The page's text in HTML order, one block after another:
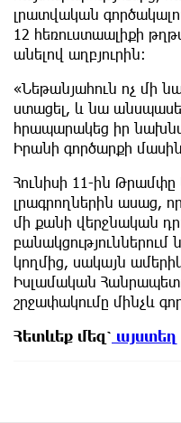
լրատվական
12 հեռուստաալիքի
անելով աղբյուրին։
«Նեթանյահուն ոչ մի
ստացել, և նա
հրապարակեց իր
Իրանի գործարքի
Հունիսի 11-ին
լրագրողներին ասաց,
մի քանի վերջնական
բանակցություններում
կողմից, սակայն
Իսլամական
շրջափակումը մինչև
Հետևեք մեզ՝ այստեղ